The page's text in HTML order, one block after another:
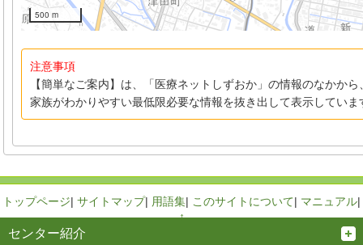
500 m
注意事項
【簡単なご案内】は、「医療ネットしずおか」の情報のなかか
家族がわかりやすい最低限必要な情報を抜き出して表示していま
トップページ| サイトマップ| 用語集| このサイトについて| マニュアル|
↑
センター紹介